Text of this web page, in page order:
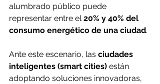
alumbrado público puede
representar entre el 20% y 40% del
consumo energético de una ciudad.
Ante este escenario, las ciudades
inteligentes (smart cities) están
adoptando soluciones innovadoras,